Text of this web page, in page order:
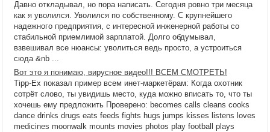
Давно откладывал, но пора написать. Сегодня ровно три месяца
как я уволился. Уволился по собственному. С крупнейшего
надежного предприятия, с интересной инженерной работы со
стабильной приемлимой зарплатой. Долго обдумывал,
взвешивал все нюансы: уволиться ведь просто, а устроиться
сюда &nb ...
Вот это я понимаю, вирусное видео!!! ВСЕМ СМОТРЕТЬ!
Tipp-Ex показал пример всем инет-маркетёрам: Когда охотник
сотрёт слово, ты увидишь место, куда можно вписать то, что ты
хочешь ему предложить Проверено: becomes calls cleans cooks
dance drinks drugs eats feeds fights hugs jumps kisses listens loves
medicines moonwalk mounts movies photos play football plays